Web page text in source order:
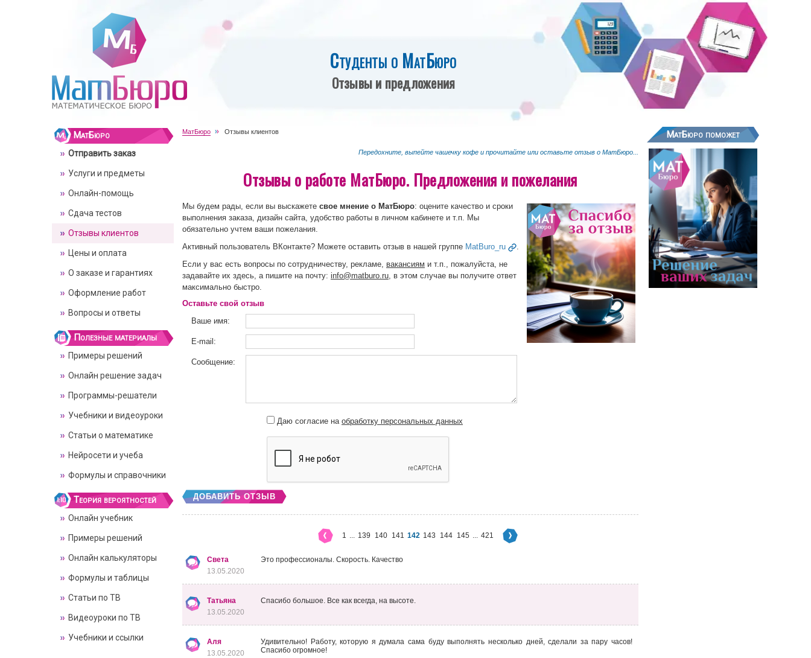
Студенты о МатБюро
Отзывы и предложения
МатБюро Отзывы клиентов
Передохните, выпейте чашечку кофе и прочитайте или оставьте отзыв о МатБюро...
Отзывы о работе МатБюро. Предложения и пожелания
Мы будем рады, если вы выскажете свое мнение о МатБюро: оцените качество и сроки
выполнения заказа, дизайн сайта, удобство работы в личном кабинете и т.п. Мы
обязательно учтем ваши пожелания.
Активный пользователь ВКонтакте? Можете оставить отзыв в нашей группе MatBuro_ru
.
Если у вас есть вопросы по сотрудничеству, рекламе, вакансиям и т.п., пожалуйста, не
задавайте их здесь, а пишите на почту: info@matburo.ru, в этом случае вы получите ответ
максимально быстро.
Оставьте свой отзыв
Ваше имя:
E-mail:
Сообщение:
Даю согласие на обработку персональных данных
ДОБАВИТЬ ОТЗЫВ
1 ... 139 140 141 142 143 144 145 ... 421
Света
13.05.2020
Это профессионалы. Скорость. Качество
Татьяна
13.05.2020
Спасибо большое. Все как всегда, на высоте.
Аля
13.05.2020
Удивительно! Работу, которую я думала сама буду выполнять несколько дней, сделали за пару часов!
Спасибо огромное!
МатБюро
Отправить заказ
Услуги и предметы
Онлайн-помощь
Сдача тестов
Отзывы клиентов
Цены и оплата
О заказе и гарантиях
Оформление работ
Вопросы и ответы
Полезные материалы
Примеры решений
Онлайн решение задач
Программы-решатели
Учебники и видеоуроки
Статьи о математике
Нейросети и учеба
Формулы и справочники
Теория вероятностей
Онлайн учебник
Примеры решений
Онлайн калькуляторы
Формулы и таблицы
Статьи по ТВ
Видеоуроки по ТВ
Учебники и ссылки
МатБюро поможет